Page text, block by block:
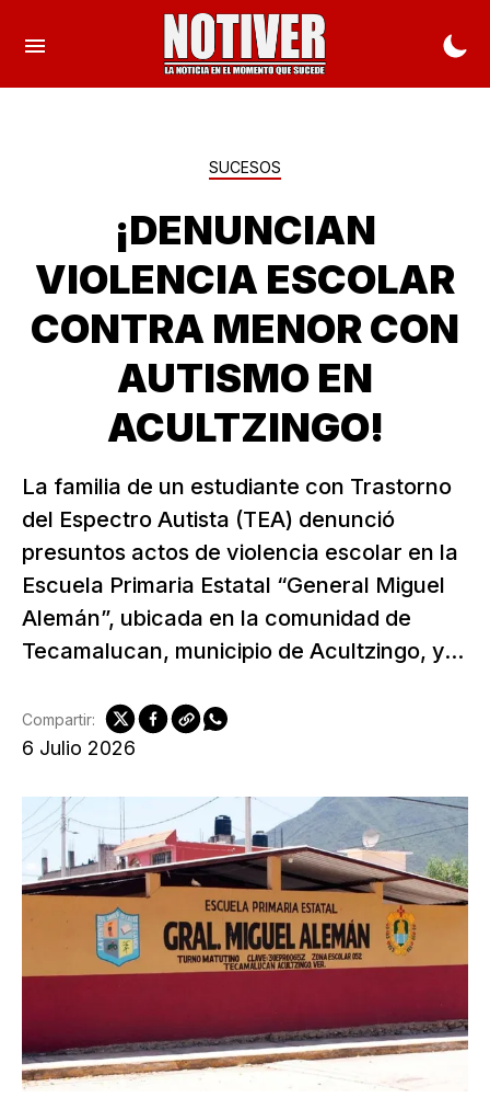
SUCESOS
¡DENUNCIAN
VIOLENCIA ESCOLAR
CONTRA MENOR CON
AUTISMO EN
ACULTZINGO!
La familia de un estudiante con Trastorno
del Espectro Autista (TEA) denunció
presuntos actos de violencia escolar en la
Escuela Primaria Estatal “General Miguel
Alemán”, ubicada en la comunidad de
Tecamalucan, municipio de Acultzingo, y...
6 Julio 2026
Compartir: